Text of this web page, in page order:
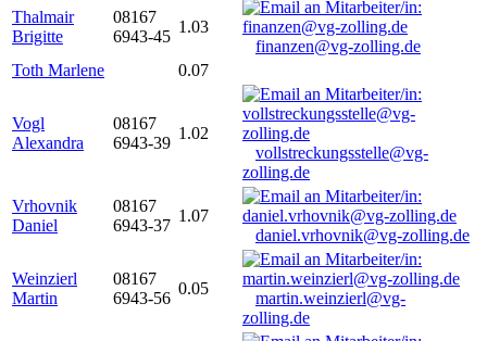
Thalmair
Brigitte
08167
6943-45
1.03
finanzen@vg-zolling.de
Toth Marlene
0.07
Vogl
Alexandra
08167
6943-39
1.02
vollstreckungsstelle@vg-
zolling.de
Vrhovnik
Daniel
08167
6943-37
1.07
daniel.vrhovnik@vg-zolling.de
Weinzierl
Martin
08167
6943-56
0.05
martin.weinzierl@vg-
zolling.de